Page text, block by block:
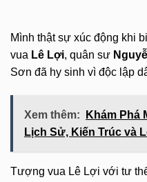
Mình thật sự xúc động khi
vua Lê Lợi, quân sư
Sơn đã hy sinh vì độc lập
Xem thêm:
Khám Phá
Lịch Sử, Kiến Trúc và
Tượng vua Lê Lợi với tư